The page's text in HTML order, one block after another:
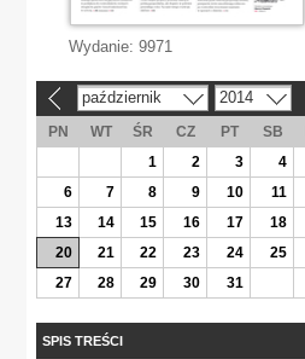
Wydanie: 9971
październik 2014
PN WT ŚR CZ PT SB
1
2 3 4
6
7 8 9 10 11
13
14 15 16 17 18
20
21 22 23 24 25
27
28 29 30 31
SPIS TREŚCI